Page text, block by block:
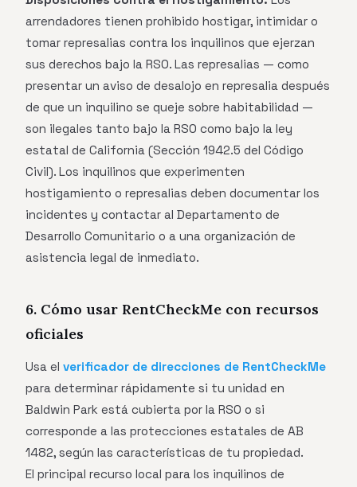
arrendadores tienen prohibido hostigar, intimidar o
tomar represalias contra los inquilinos que ejerzan
sus derechos bajo la RSO. Las represalias — como
presentar un aviso de desalojo en represalia después
de que un inquilino se queje sobre habitabilidad —
son ilegales tanto bajo la RSO como bajo la ley
estatal de California (Sección 1942.5 del Código
Civil). Los inquilinos que experimenten
hostigamiento o represalias deben documentar los
incidentes y contactar al Departamento de
Desarrollo Comunitario o a una organización de
asistencia legal de inmediato.
6. Cómo usar RentCheckMe con recursos
oficiales
Usa el verificador de direcciones de RentCheckMe
para determinar rápidamente si tu unidad en
Baldwin Park está cubierta por la RSO o si
corresponde a las protecciones estatales de AB
1482, según las características de tu propiedad.
El principal recurso local para los inquilinos de